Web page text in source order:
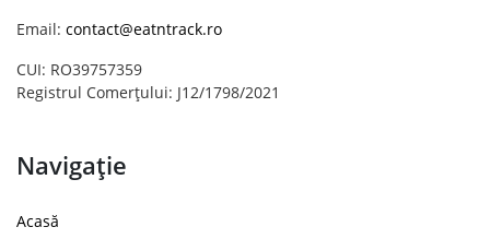
Email: contact@eatntrack.ro
CUI: RO39757359
Registrul Comerțului: J12/1798/2021
Navigație
Acasă